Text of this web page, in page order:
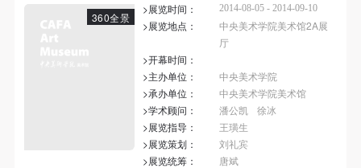
360全景
>展览时间： 2014-08-05 - 2014-09-10
>展览地点：
中央美术学院美术馆2A展
厅
>开幕时间：
>主办单位：
中央美术学院
>承办单位：
中央美术学院美术馆
>学术顾问：
潘公凯
徐冰
>展览指导：
王璜生
>展览策划：
刘礼宾
>展览统筹：
唐斌
作发表、出版。中央美术学院可以以电子、网络及其
它数字媒体形式公开出版，并同意编入《中国知识资
源总库》《中央美术学院资料库》《中央美术学院美
术馆资料库》等相关资料、文献、档案机构和平台，
在中央美术学院中使用和在互联网上传播，同意按相
关“章程”规定享受相关权益。
中央美术学院美术馆活动安全免责协议书
作发表、出版。中央美术学院可以以电子、网络及其
它数字媒体形式公开出版，并同意编入《中国知识资
源总库》《中央美术学院资料库》《中央美术学院美
术馆资料库》等相关资料、文献、档案机构和平台，
在中央美术学院中使用和在互联网上传播，同意按相
关“章程”规定享受相关权益。
中央美术学院美术馆活动安全免责协议书
作发表、出版。中央美术学院可以以电子、网络及其
它数字媒体形式公开出版，并同意编入《中国知识资
源总库》《中央美术学院资料库》《中央美术学院美
术馆资料库》等相关资料、文献、档案机构和平台，
在中央美术学院中使用和在互联网上传播，同意按相
关“章程”规定享受相关权益。
中央美术学院美术馆活动安全免责协议书